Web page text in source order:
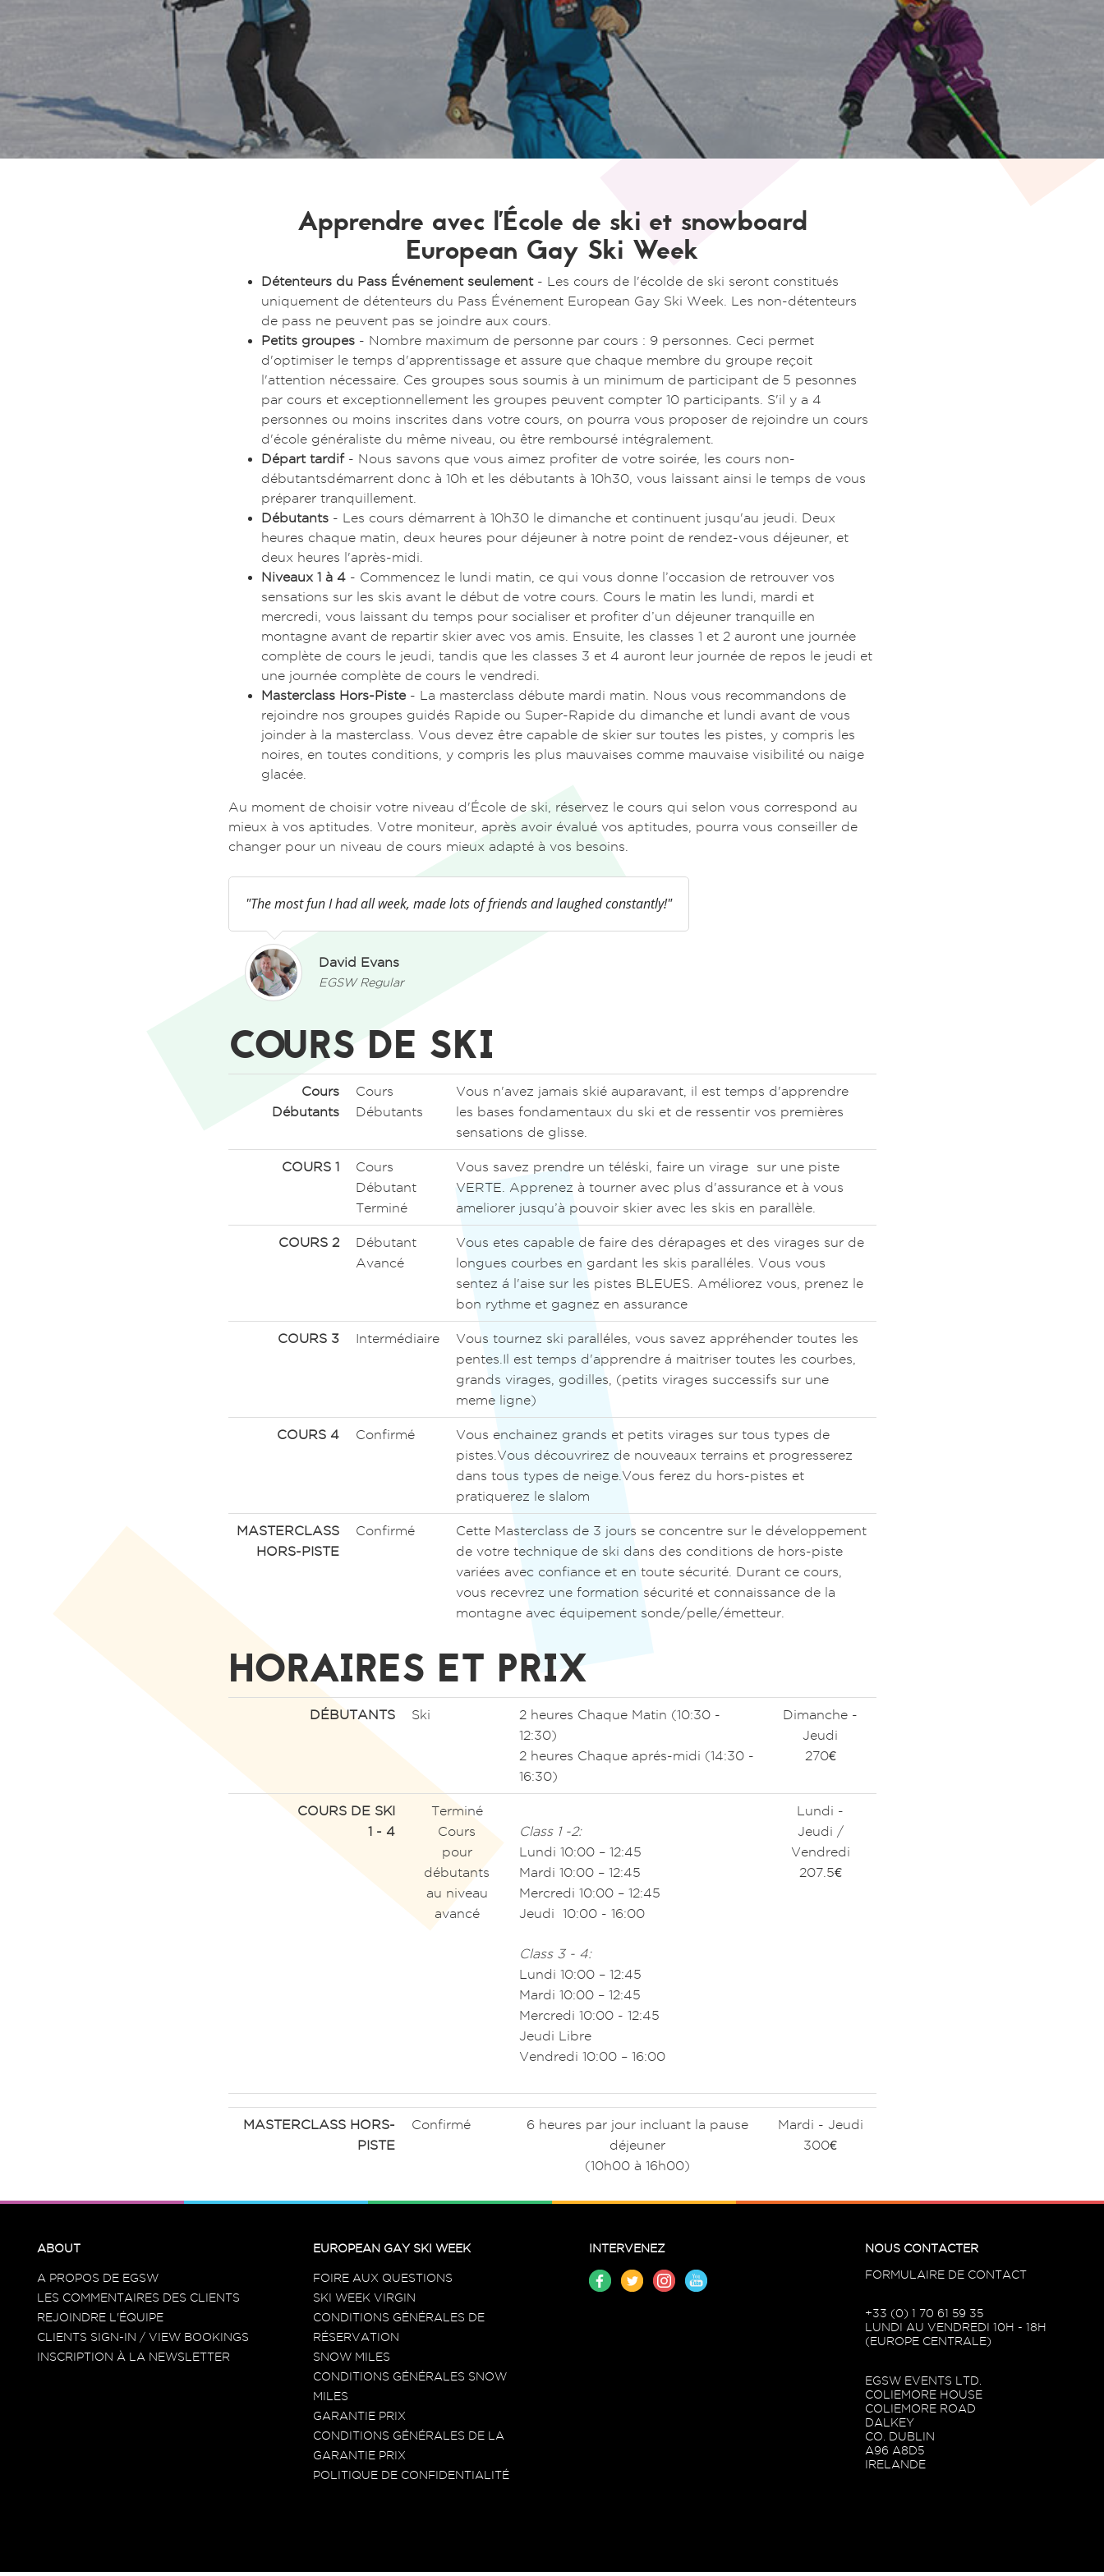
Apprendre avec l'École de ski et snowboard
European Gay Ski Week
Détenteurs du Pass Événement seulement- Les cours de l'écolde de ski seront constitués
uniquement de détenteurs du Pass Événement European Gay Ski Week. Les non-détenteurs
de pass ne peuvent pas se joindre aux cours.
Petits groupes - Nombre maximum de personne par cours : 9 personnes. Ceci permet
d'optimiser le temps d'apprentissage et assure que chaque membre du groupe reçoit
l'attention nécessaire. Ces groupes sous soumis à un minimum de participant de 5 pesonnes
par cours et exceptionnellement les groupes peuvent compter 10 participants. S'il y a 4
personnes ou moins inscrites dans votre cours, on pourra vous proposer de rejoindre un cours
d'école généraliste du même niveau, ou être remboursé intégralement.
Départ tardif - Nous savons que vous aimez profiter de votre soirée, les cours non-
débutantsdémarrent donc à 10h et les débutants à 10h30, vous laissant ainsi le temps de vous
préparer tranquillement.
Débutants - Les cours démarrent à 10h30 le dimanche et continuent jusqu'au jeudi. Deux
heures chaque matin, deux heures pour déjeuner à notre point de rendez-vous déjeuner, et
deux heures l'après-midi.
Niveaux 1 à 4- Commencez le lundi matin, ce qui vous donne l’occasion de retrouver vos
sensations sur les skis avant le début de votre cours. Cours le matin les lundi, mardi et
mercredi, vous laissant du temps pour socialiser et profiter d’un déjeuner tranquille en
montagne avant de repartir skier avec vos amis. Ensuite, les classes 1 et 2 auront une journée
complète de cours le jeudi, tandis que les classes 3 et 4 auront leur journée de repos le jeudi et
une journée complète de cours le vendredi.
Masterclass Hors-Piste- La masterclass débute mardi matin. Nous vous recommandons de
rejoindre nos groupes guidés Rapide ou Super-Rapide du dimanche et lundi avant de vous
joinder à la masterclass. Vous devez être capable de skier sur toutes les pistes, y compris les
noires, en toutes conditions, y compris les plus mauvaises comme mauvaise visibilité ou naige
glacée.
Au moment de choisir votre niveau d'École de ski, réservez le cours qui selon vous correspond au
mieux à vos aptitudes. Votre moniteur, après avoir évalué vos aptitudes, pourra vous conseiller de
changer pour un niveau de cours mieux adapté à vos besoins.
"The most fun I had all week, made lots of friends and laughed constantly!"
David Evans
EGSW Regular
COURS DE SKI
Cours
Débutants
Cours
Débutants
Vous n'avez jamais skié auparavant, il est temps d'apprendre
les bases fondamentaux du ski et de ressentir vos premières
sensations de glisse.
COURS 1
Cours
Débutant
Terminé
Vous savez prendre un téléski, faire un virage sur une piste
VERTE. Apprenez à tourner avec plus d'assurance et à vous
ameliorer jusqu’à pouvoir skier avec les skis en parallèle.
COURS 2
Débutant
Avancé
Vous etes capable de faire des dérapages et des virages sur de
longues courbes en gardant les skis paralléles. Vous vous
sentez á l'aise sur les pistes BLEUES. Améliorez vous, prenez le
bon rythme et gagnez en assurance
COURS 3 Intermédiaire
Vous tournez ski paralléles, vous savez appréhender toutes les
pentes.Il est temps d'apprendre á maitriser toutes les courbes,
grands virages, godilles, (petits virages successifs sur une
meme ligne)
COURS 4 Confirmé
Vous enchainez grands et petits virages sur tous types de
pistes.Vous découvrirez de nouveaux terrains et progresserez
dans tous types de neige.Vous ferez du hors-pistes et
pratiquerez le slalom
MASTERCLASS
HORS-PISTE
Confirmé
Cette Masterclass de 3 jours se concentre sur le développement
de votre technique de ski dans des conditions de hors-piste
variées avec confiance et en toute sécurité. Durant ce cours,
vous recevrez une formation sécurité et connaissance de la
montagne avec équipement sonde/pelle/émetteur.
HORAIRES ET PRIX
DÉBUTANTS Ski
2 heures Chaque Matin (10:30 -
12:30)
2 heures Chaque aprés-midi (14:30 -
16:30)
Dimanche -
Jeudi
270€
COURS DE SKI
1 - 4
Terminé
Cours
pour
débutants
au niveau
avancé
Class 1 -2:
Lundi 10:00 – 12:45
Mardi 10:00 – 12:45
Mercredi 10:00 – 12:45
Jeudi 10:00 - 16:00
Class 3 - 4:
Lundi 10:00 – 12:45
Mardi 10:00 – 12:45
Mercredi 10:00 - 12:45
Jeudi Libre
Vendredi 10:00 – 16:00
Lundi -
Jeudi /
Vendredi
207.5€
MASTERCLASS HORS-
PISTE
Confirmé
6 heures par jour incluant la pause
déjeuner
(10h00 à 16h00)
Mardi - Jeudi
300€
ABOUT
A PROPOS DE EGSW
LES COMMENTAIRES DES CLIENTS
REJOINDRE L'ÉQUIPE
CLIENTS SIGN-IN / VIEW BOOKINGS
INSCRIPTION À LA NEWSLETTER
EUROPEAN GAY SKI WEEK
FOIRE AUX QUESTIONS
SKI WEEK VIRGIN
CONDITIONS GÉNÉRALES DE
RÉSERVATION
SNOW MILES
CONDITIONS GÉNÉRALES SNOW
MILES
GARANTIE PRIX
CONDITIONS GÉNÉRALES DE LA
GARANTIE PRIX
POLITIQUE DE CONFIDENTIALITÉ
INTERVENEZ NOUS CONTACTER
FORMULAIRE DE CONTACT
+33 (0) 1 70 61 59 35
LUNDI AU VENDREDI 10H - 18H
(EUROPE CENTRALE)
EGSW EVENTS LTD.
COLIEMORE HOUSE
COLIEMORE ROAD
DALKEY
CO. DUBLIN
A96 A8D5
IRELANDE